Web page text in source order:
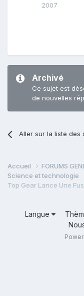
2007
Archivé
Ce sujet est
de nouvelles
Aller sur la liste des
Accueil
FORUMS
Science et technologie
Top Gear Lance Une
Langue